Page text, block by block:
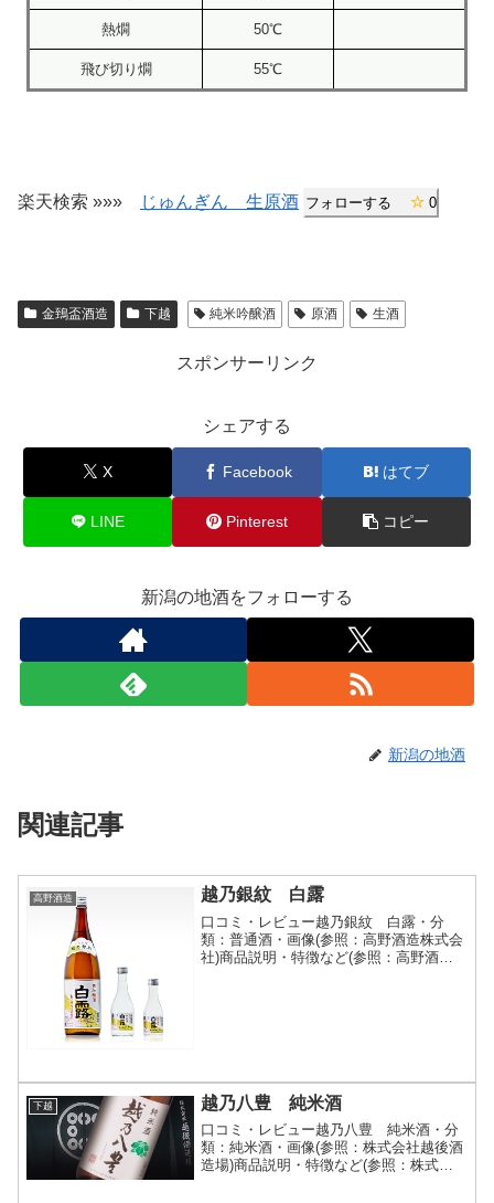
熱燗 50℃
飛び切り燗 55℃
楽天検索 »»» じゅんぎん 生原酒 フォローする 0
金鵄盃酒造 下越 純米吟醸酒 原酒 生酒
スポンサーリンク
シェアする
X Facebook はてブ
LINE Pinterest コピー
新潟の地酒をフォローする
新潟の地酒
関連記事
高野酒造 越乃銀紋 白露
口コミ・レビュー越乃銀紋 白露・分
類：普通酒・画像(参照：高野酒造株式会
社)商品説明・特徴など(参照：高野酒造
下越 越乃八豊 純米酒
口コミ・レビュー越乃八豊 純米酒・分
類：純米酒・画像(参照：株式会社越後酒
造場)商品説明・特徴など(参照：株式会